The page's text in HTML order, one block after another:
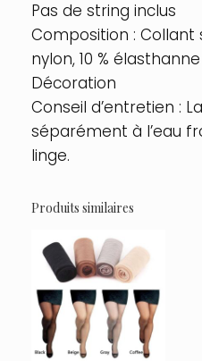
Pas de string inclus
Composition : Collant
nylon, 10 %
Décoration
Conseil d’entretien :
séparément à l’eau
linge.
Produits similaires